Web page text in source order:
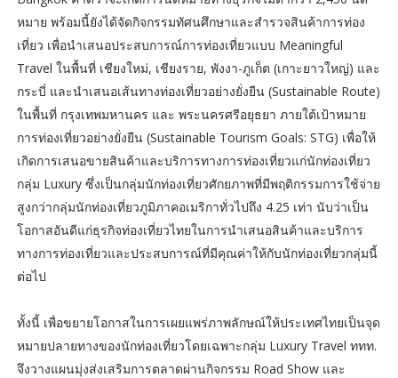
หมาย พร้อมนี้ยังได้จัดกิจกรรมทัศนศึกษาและสำรวจสินค้าการท่อง
เที่ยว เพื่อนำเสนอประสบการณ์การท่องเที่ยวแบบ Meaningful
Travel ในพื้นที่ เชียงใหม่, เชียงราย, พังงา-ภูเก็ต (เกาะยาวใหญ่) และ
กระบี่ และนำเสนอเส้นทางท่องเที่ยวอย่างยั่งยืน (Sustainable Route)
ในพื้นที่ กรุงเทพมหานคร และ พระนครศรีอยุธยา ภายใต้เป้าหมาย
การท่องเที่ยวอย่างยั่งยืน (Sustainable Tourism Goals: STG) เพื่อให้
เกิดการเสนอขายสินค้าและบริการทางการท่องเที่ยวแก่นักท่องเที่ยว
กลุ่ม Luxury ซึ่งเป็นกลุ่มนักท่องเที่ยวศักยภาพที่มีพฤติกรรมการใช้จ่าย
สูงกว่ากลุ่มนักท่องเที่ยวภูมิภาคอเมริกาทั่วไปถึง 4.25 เท่า นับว่าเป็น
โอกาสอันดีแก่ธุรกิจท่องเที่ยวไทยในการนำเสนอสินค้าและบริการ
ทางการท่องเที่ยวและประสบการณ์ที่มีคุณค่าให้กับนักท่องเที่ยวกลุ่มนี้
ต่อไป
ทั้งนี้ เพื่อขยายโอกาสในการเผยแพร่ภาพลักษณ์ให้ประเทศไทยเป็นจุด
หมายปลายทางของนักท่องเที่ยวโดยเฉพาะกลุ่ม Luxury Travel ททท.
จึงวางแผนมุ่งส่งเสริมการตลาดผ่านกิจกรรม Road Show และ